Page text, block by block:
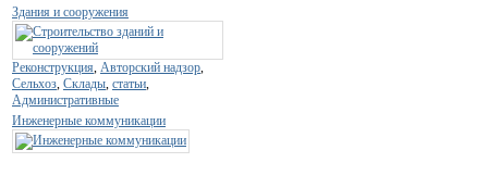
Здания и сооружения
Реконструкция Авторский надзор
Сельхоз Склады статьи
Административные
Инженерные коммуникации